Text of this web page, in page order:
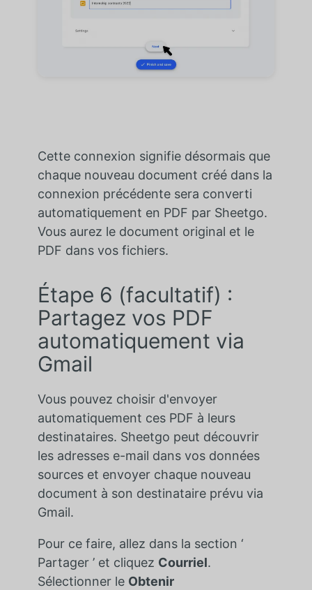
Cette connexion signifie désormais que
chaque nouveau document créé dans la
connexion précédente sera converti
automatiquement en PDF par Sheetgo.
Vous aurez le document original et le
PDF dans vos fichiers.
Étape 6 (facultatif) :
Partagez vos PDF
automatiquement via
Gmail
Vous pouvez choisir d'envoyer
automatiquement ces PDF à leurs
destinataires. Sheetgo peut découvrir
les adresses e-mail dans vos données
sources et envoyer chaque nouveau
document à son destinataire prévu via
Gmail.
Pour ce faire, allez dans la section ‘
Partager ’ et cliquez Courriel.
Sélectionner le Obtenir